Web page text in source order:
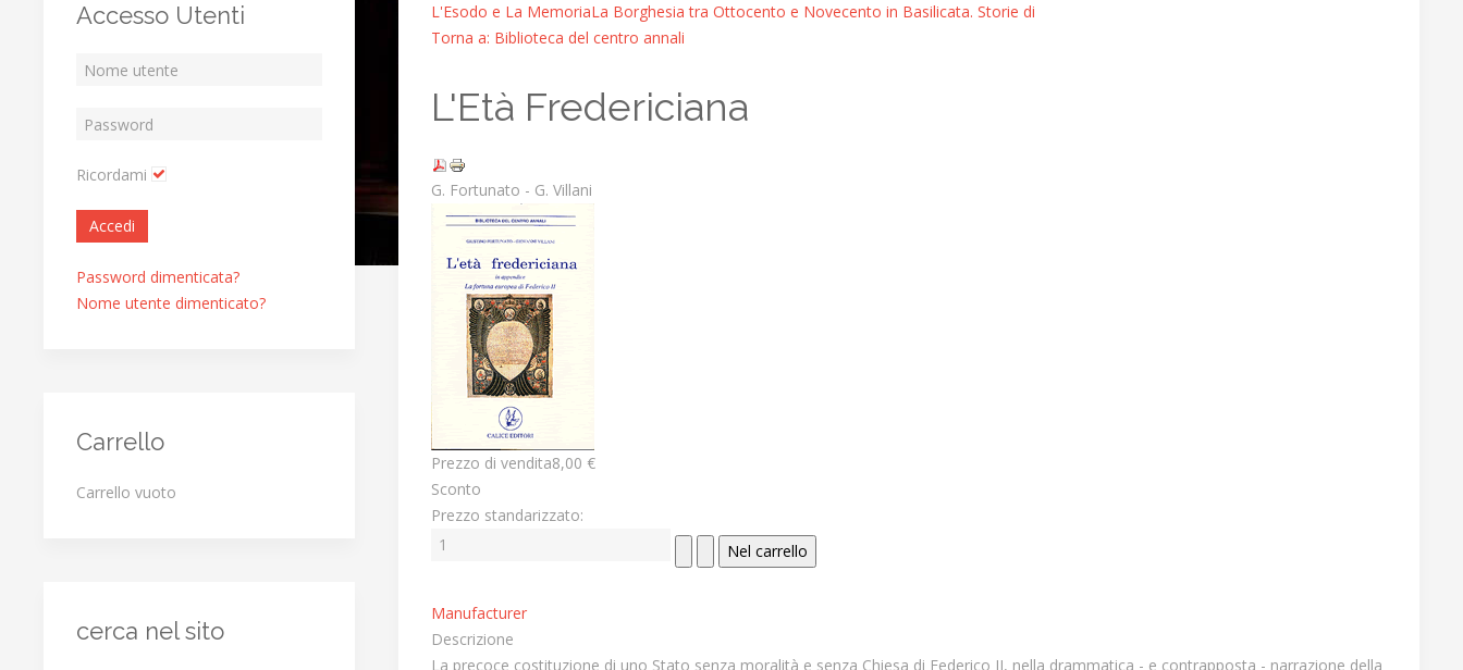
L'Esodo e La MemoriaLa Borghesia tra Ottocento e Novecento in Basilicata. Storie di
Torna a: Biblioteca del centro annali
L'Età Fredericiana
G. Fortunato - G. Villani
Prezzo di vendita8,00 €
Sconto
Prezzo standarizzato:
Manufacturer
Descrizione
La precoce costituzione di uno Stato senza moralità e senza Chiesa di Federico II, nella drammatica - e contrapposta - narrazione della
Accesso Utenti
Ricordami
Accedi
Password dimenticata?
Nome utente dimenticato?
Carrello
Carrello vuoto
cerca nel sito